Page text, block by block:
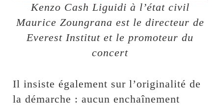
Kenzo Cash Liguidi à l’état civil
Maurice Zoungrana est le directeur de
Everest Institut et le promoteur du
concert
Il insiste également sur l’originalité de
la démarche : aucun enchaînement